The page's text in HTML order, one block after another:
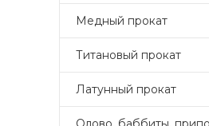
Медный прокат
Титановый прокат
Латунный прокат